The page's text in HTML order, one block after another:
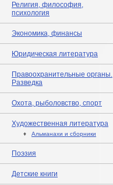
Религия, философия,
психология
Экономика, финансы
Юридическая литература
Правоохранительные органы.
Разведка
Охота, рыболовство, спорт
Художественная литература
♦ Альманахи и сборники
Поэзия
Детские книги